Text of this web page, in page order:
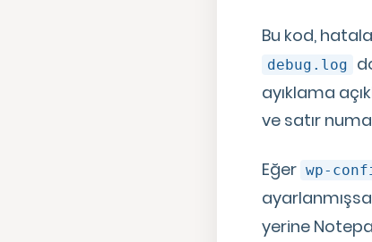
Bu kod,
debug.log
ayıklama
ve satır
Eğer wp-
yerine